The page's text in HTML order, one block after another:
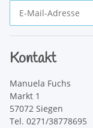
Kontakt
Manuela Fuchs
Markt 1
57072 Siegen
Tel. 0271/38778695